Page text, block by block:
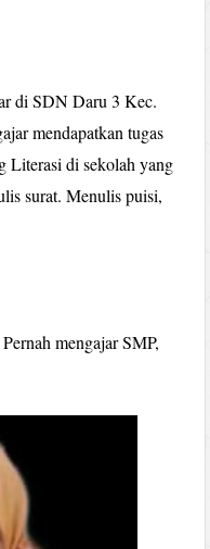
di SDN Daru 3 Kec.
mendapatkan tugas
Literasi di sekolah yang
surat. Menulis puisi,
mengajar SMP,